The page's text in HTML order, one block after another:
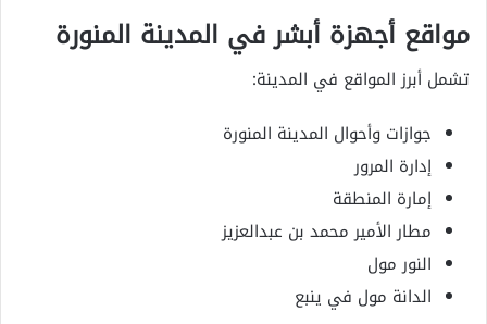
مواقع أجهزة أبشر في المدينة المنورة
تشمل أبرز المواقع في المدينة:
جوازات وأحوال المدينة المنورة
إدارة المرور
إمارة المنطقة
مطار الأمير محمد بن عبدالعزيز
النور مول
الدانة مول في ينبع